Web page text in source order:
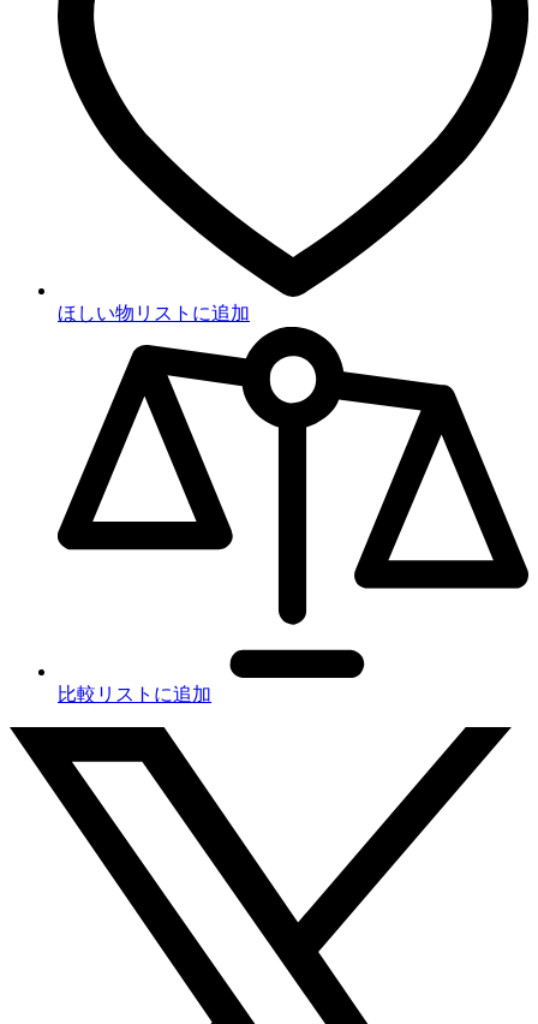
ほしい物リストに追加
比較リストに追加